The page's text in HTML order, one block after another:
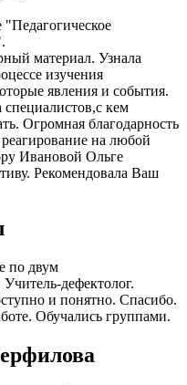
материал. Узнала
изучения
явления и события.
специалистов,с кем
Огромная благодарность
на любой
Ивановой Ольге
Рекомендовала Ваш
по двум
дефектолог.
и понятно. Спасибо.
Обучались группами.